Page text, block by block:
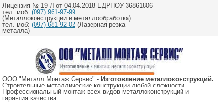
Лицензия № 19-Л от 04.04.2018 ЕДРПОУ 36861806
тел. моб: (097) 961-97-99
(Металлоконструкции и металлообработка)
тел. моб: (097) 681-92-02 (Лазерная резка
металла)
ООО "Металл Монтаж Сервис" - Изготовление металлоконструкций.
Строительные металлические конструкции любой сложности.
Профессиональный монтаж всех видов металлоконструкций и
гарантия качества